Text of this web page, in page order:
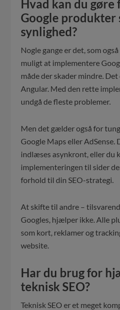
Hvad kan du
Google produkter
synlighed?
Nogle gange er det, som
muligt at implementere
måde der skader mindre.
Angular. Med den rette
undgå de fleste problemer.
Men det gælder også for
Google Maps eller
indlæses asynkront, eller du
implementeringen til sider
forhold til din SEO-strategi.
At skifte til andre –
Googles, hjælper ikke. Alle
som kort, reklamer og
website.
Har du brug for
teknisk SEO?
Teknisk SEO er et meget